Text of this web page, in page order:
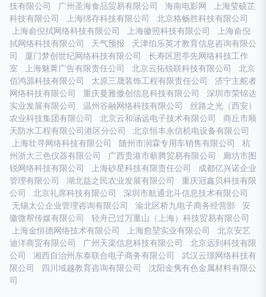
技有限公司
广州圣海食品贸易有限公司 海南电影网
上海莹硕芷
科技有限公司
上海绵存科技有限公司
北京格畅胜科技有限公司
上海俞倪拭网络科技有限公司
上海徽照科技有限公司
上海俞倪
拭网络科技有限公司
天气预报
天津伯乐英才教育信息咨询有限公
司
厦门梦创世纪网络科技有限公司
长寿区思亭先网络科技工作
室
上海魅菁广告有限责任公司 北京云拓锐联科技有限公司
北京
佰鸿源科技有限公司
太原三晟装饰工程有限责任公司
济宁主舵者
网络科技有限公司
重庆曼雅傲创信息科技有限公司
深圳市荣锦达
实业发展有限公司
温州谷融网络科技有限公司
丝路之光（西安）
农业科技集团有限公司
北京云和涵远电子技术有限公司
商丘市顺
天防水工程有限公司港区分公司
北京恒丰永信机电设备有限公司
上海壮寻网络科技有限公司
随州市润霖专用车销售有限公司
杭
州浙大三色仪器有限公司
广西贵港市蕲腾贸易有限公司
廊坊市图
锐网络科技有限公司
上海砂星科技有限责任公司
成都亿兴诺企业
管理有限公司
湖北益之民农业发展有限公司
重庆冠鑫贝科技有限
公司
北京礼席科技有限公司
深圳市航通北斗信息技术有限公司
无锡太公企业管理咨询有限公司
渝北区桥九电子商务经营部
安
徽微帮传媒有限公司
轻舟已过万重山（上海）科技贸易有限公司
上海金恒德网络技术有限公司
上海愈堃实业有限公司
北京安艺
迪洋商贸有限公司
广州天渠信息科技有限公司
北京远到科技有限
公司
湘西自治州东泰联合电子商务有限公司
武汉云璟网络科技有
限公司
四川域越教育咨询有限公司
沈阳金隽有色金属材料有限公
司